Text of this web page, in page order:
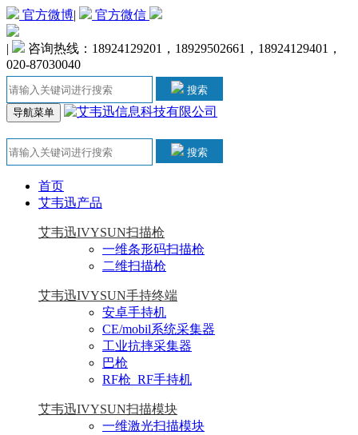
官方微博| 官方微信
|
咨询热线：18924129201，18929502661，18924129401，
020-87030040
搜索
导航菜单
搜索
首页
艾韦迅产品
艾韦迅IVYSUN扫描枪
一维条形码扫描枪
二维扫描枪
艾韦迅IVYSUN手持终端
安卓手持机
CE/mobil系统采集器
工业抗摔采集器
巴枪
RF枪_RF手持机
艾韦迅IVYSUN扫描模块
一维激光扫描模块